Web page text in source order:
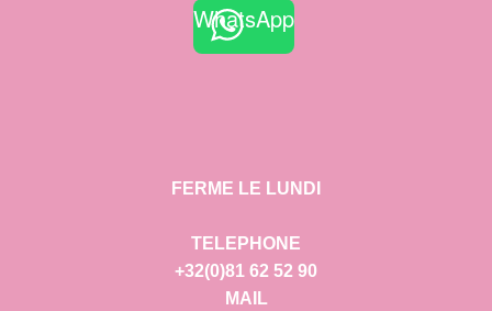
WhatsApp
FERME LE LUNDI
TELEPHONE
+32(0)81 62 52 90
MAIL